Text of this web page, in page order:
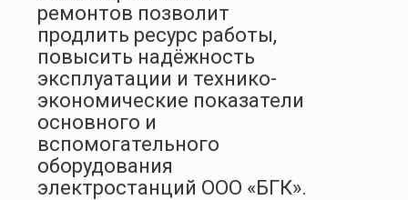
ремонтов позволит
продлить ресурс работы,
повысить надёжность
эксплуатации и технико-
экономические показатели
основного и
вспомогательного
оборудования
электростанций ООО «БГК».